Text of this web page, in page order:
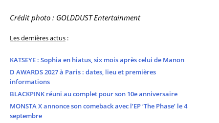
Crédit photo : GOLDDUST Entertainment
Les dernières actus :
KATSEYE : Sophia en hiatus, six mois après celui de Manon
D AWARDS 2027 à Paris : dates, lieu et premières
informations
BLACKPINK réuni au complet pour son 10e anniversaire
MONSTA X annonce son comeback avec l’EP ‘The Phase’ le 4
septembre